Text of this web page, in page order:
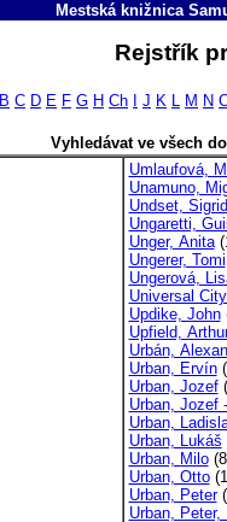
Mestská knižnica
Rejstřík
B C D E F G H Ch J K L M N
Vyhledávat ve všech
Umlaufová,
Unamuno,
Undset, Sigrid
Ungaretti,
Unger, Anita
Ungerer, Tomi
Ungerová,
Universal
Updike, John
Upfield,
Urbán,
Urban, Ervín
Urban, Jozef
Urban, Jozef
Urban,
Urban, Lukáš
Urban, Milo
Urban, Otto
Urban, Peter
Urban, Peter,